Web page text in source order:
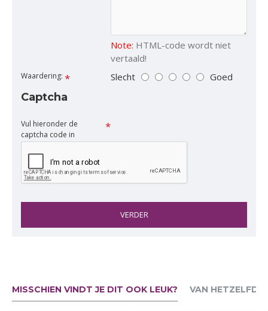
Note: HTML-code wordt niet
vertaald!
Waardering: Slecht Goed
Captcha
Vul hieronder de
captcha code in
VERDER
MISSCHIEN VINDT JE DIT OOK LEUK? VAN HETZELFDE